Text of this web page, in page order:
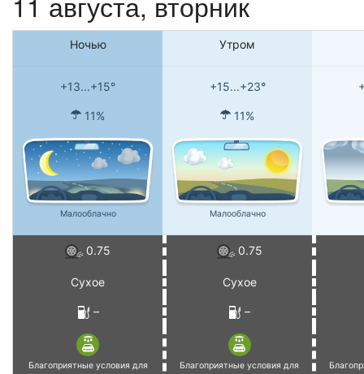
Ночью Утром
+13...+15° +15...+23°
11% 11%
Малооблачно Малооблачно
0.75 0.75
Сухое Сухое
– –
Благоприятные условия для
Благоприятные условия для